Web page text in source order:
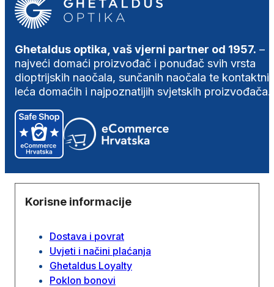
Ghetaldus optika, vaš vjerni partner od 1957. –
najveći domaći proizvođač i ponuđač svih vrsta
dioptrijskih naočala, sunčanih naočala te
leća domaćih i najpoznatijih svjetskih proizvođača.
Korisne informacije
Dostava i povrat
Uvjeti i načini plaćanja
Ghetaldus Loyalty
Poklon bonovi